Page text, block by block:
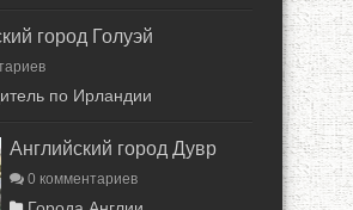
город Голуэй
по Ирландии
Английский город Дувр
0 комментариев